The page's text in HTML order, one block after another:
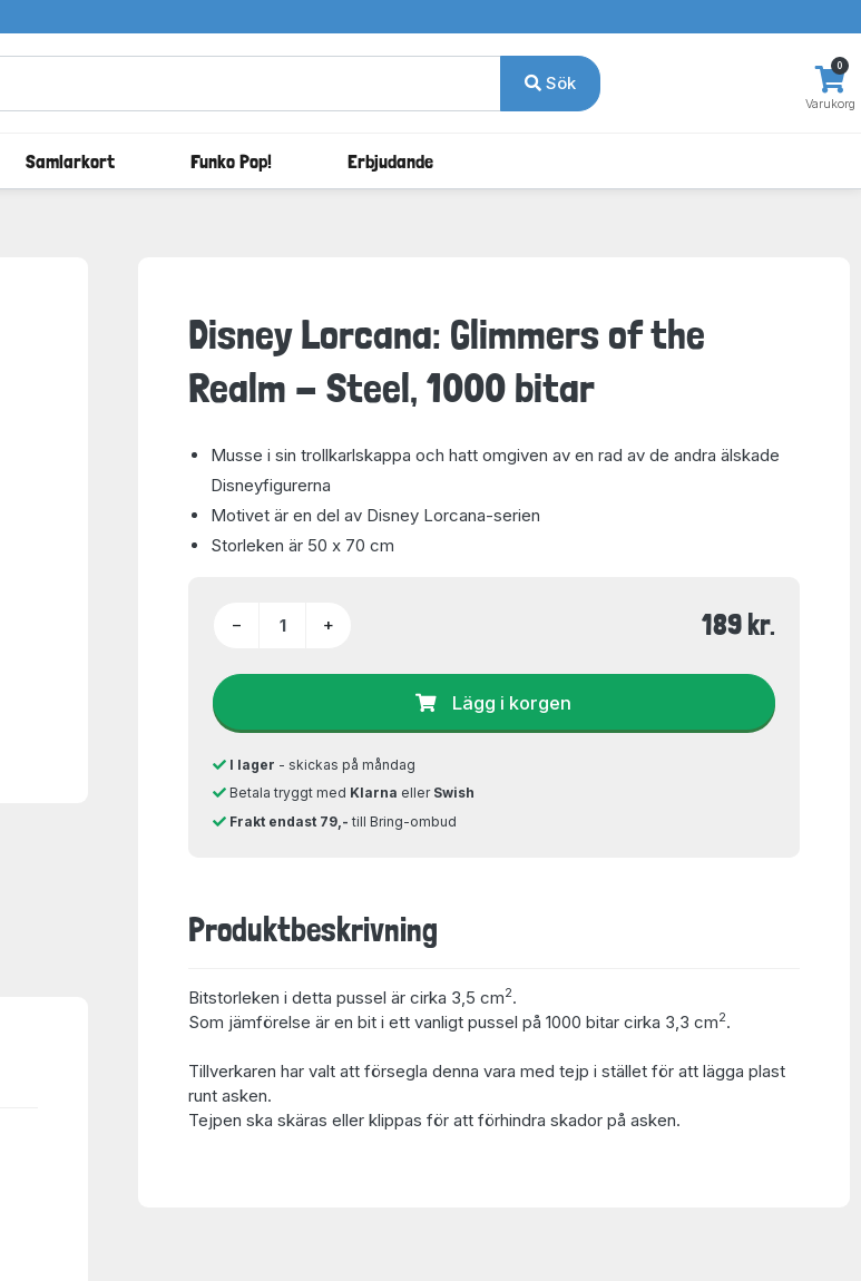
Sök
Varukorg
0
Samlarkort Funko Pop! Erbjudande
Disney Lorcana: Glimmers of the
Realm - Steel, 1000 bitar
Musse i sin trollkarlskappa och hatt omgiven av en rad av de andra älskade
Disneyfigurerna
Motivet är en del av Disney Lorcana-serien
Storleken är 50 x 70 cm
− + 189 kr.
Lägg i korgen
I lager - skickas på måndag
Betala tryggt med Klarna eller Swish
Frakt endast 79,- till Bring-ombud
Produktbeskrivning
Bitstorleken i detta pussel är cirka 3,5 cm2.
Som jämförelse är en bit i ett vanligt pussel på 1000 bitar cirka 3,3 cm2.
Tillverkaren har valt att försegla denna vara med tejp i stället för att lägga plast
runt asken.
Tejpen ska skäras eller klippas för att förhindra skador på asken.